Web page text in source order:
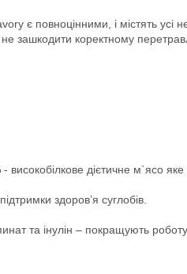
є повноцінними, і містять
зашкодити коректному
- високобілкове дієтичне м`ясо
здоров’я суглобів.
та інулін – покращують